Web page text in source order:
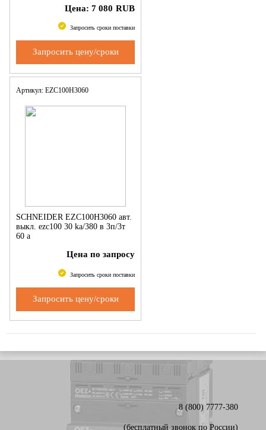
Цена: 7 080 RUB
Запросить сроки поставки
Запросить цену/сроки
Артикул: EZC100H3060
SCHNEIDER EZC100H3060 авт.
выкл. ezc100 30 ka/380 в 3п/3т
60 a
Цена по запросу
Запросить сроки поставки
Запросить цену/сроки
8 (800) 7777-380
(бесплатный звонок по России)